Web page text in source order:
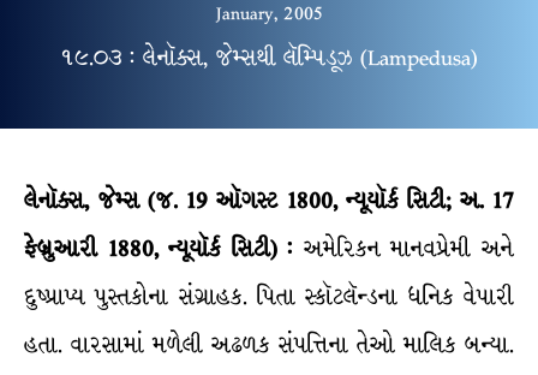
January, 2005
૧૯.૦૩ : લેનૉક્સ, જેમ્સથી લૅમ્પિડૂઝ (Lampedusa)
લેનૉક્સ, જેમ્સ (જ. 19 ઑગસ્ટ 1800, ન્યૂયૉર્ક સિટી; અ. 17
ફેબ્રુઆરી 1880, ન્યૂયૉર્ક સિટી) : અમેરિકન માનવપ્રેમી અને
દુષ્પ્રાપ્ય પુસ્તકોના સંગ્રાહક. પિતા સ્કૉટલૅન્ડના ધનિક વેપારી
હતા. વારસામાં મળેલી અઢળક સંપત્તિના તેઓ માલિક બન્યા.